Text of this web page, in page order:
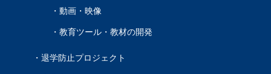
動画・映像
教育ツール・教材の開発
退学防止プロジェクト